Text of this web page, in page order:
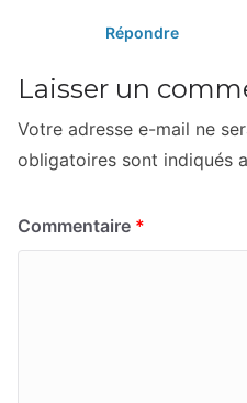
Répondre
Laisser un
Votre adresse e-mail ne
obligatoires sont indiqués
Commentaire *